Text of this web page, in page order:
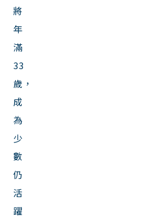
將
年
滿
33
歲，
成
為
少
數
仍
活
躍